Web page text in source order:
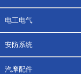
电工电气
安防系统
汽摩配件